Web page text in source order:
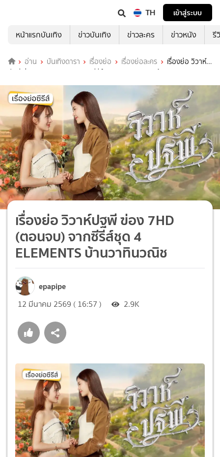
TH
เข้าสู่ระบบ
หน้าแรกบันเทิง
ข่าวบันเทิง ข่าวละคร ข่าวหนัง รี
อ่าน บันเทิงดารา เรื่องย่อ เรื่องย่อละคร
เรื่องย่อ วิวาห์
ปฐพี ฃ่อง 7HD (ตอนจบ) จากซีรีส์ชุด 4 ELEMENTS บ้านวาทินวณิช
เรื่องย่อ วิวาห์ปฐพี ฃ่อง 7HD
(ตอนจบ) จากซีรีส์ชุด 4
ELEMENTS บ้านวาทินวณิช
epapipe
12 มีนาคม 2569 ( 16:57 ) 2.9K